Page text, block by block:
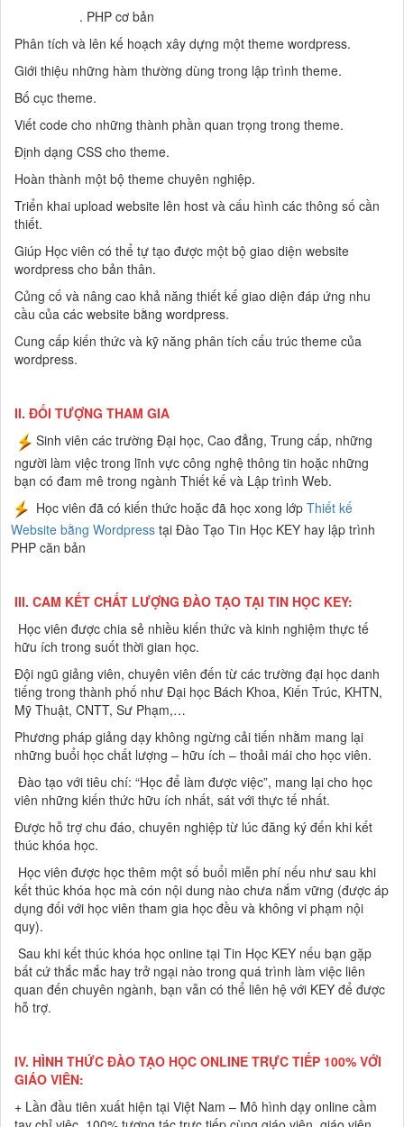
. PHP cơ bản
Phân tích và lên kế hoạch xây dựng một theme wordpress.
Giới thiệu những hàm thường dùng trong lập trình theme.
Bố cục theme.
Viết code cho những thành phần quan trọng trong theme.
Định dạng CSS cho theme.
Hoàn thành một bộ theme chuyên nghiệp.
Triển khai upload website lên host và cấu hình các thông số cần
thiết.
Giúp Học viên có thể tự tạo được một bộ giao diện website
wordpress cho bản thân.
Củng cố và nâng cao khả năng thiết kế giao diện đáp ứng nhu
cầu của các website bằng wordpress.
Cung cấp kiến thức và kỹ năng phân tích cấu trúc theme của
wordpress.
II. ĐỐI TƯỢNG THAM GIA
Sinh viên các trường Đại học, Cao đẳng, Trung cấp, những
người làm việc trong lĩnh vực công nghệ thông tin hoặc những
bạn có đam mê trong ngành Thiết kế và Lập trình Web.
Học viên đã có kiến thức hoặc đã học xong lớp Thiết kế
Website bằng Wordpress tại Đào Tạo Tin Học KEY hay lập trình
PHP căn bản
III. CAM KẾT CHẤT LƯỢNG ĐÀO TẠO TẠI TIN HỌC KEY:
Học viên được chia sẻ nhiều kiến thức và kinh nghiệm thực tế
hữu ích trong suốt thời gian học.
Đội ngũ giảng viên, chuyên viên đến từ các trường đại học danh
tiếng trong thành phố như Đại học Bách Khoa, Kiến Trúc, KHTN,
Mỹ Thuật, CNTT, Sư Phạm,…
Phương pháp giảng dạy không ngừng cải tiến nhằm mang lại
những buổi học chất lượng – hữu ích – thoải mái cho học viên.
Đào tạo với tiêu chí: “Học để làm được việc”, mang lại cho học
viên những kiến thức hữu ích nhất, sát với thực tế nhất.
Được hỗ trợ chu đáo, chuyên nghiệp từ lúc đăng ký đến khi kết
thúc khóa học.
Học viên được học thêm một số buổi miễn phí nếu như sau khi
kết thúc khóa học mà cón nội dung nào chưa nắm vững (được áp
dụng đối với học viên tham gia học đều và không vi phạm nội
quy).
Sau khi kết thúc khóa học online tại Tin Học KEY nếu bạn gặp
bất cứ thắc mắc hay trở ngại nào trong quá trình làm việc liên
quan đến chuyên ngành, bạn vẫn có thể liên hệ với KEY để được
hỗ trợ.
IV. HÌNH THỨC ĐÀO TẠO HỌC ONLINE TRỰC TIẾP 100% VỚI
GIÁO VIÊN:
+ Lần đầu tiên xuất hiện tại Việt Nam – Mô hình dạy online cầm